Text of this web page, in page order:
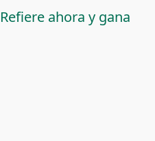
Refiere ahora y gana